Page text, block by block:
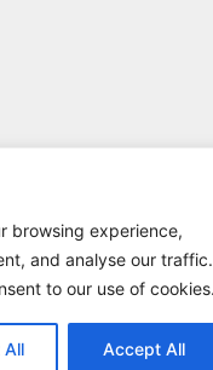
browsing experience,
and analyse our traffic.
to our use of cookies.
All Accept All